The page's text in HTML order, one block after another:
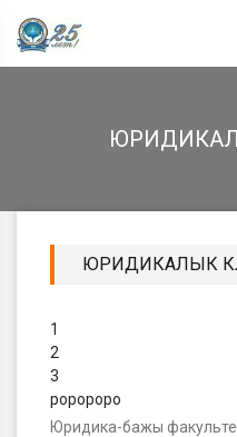
ЮРИДИКАЛЫК
1
2
3
роророро
Юридика-бажы